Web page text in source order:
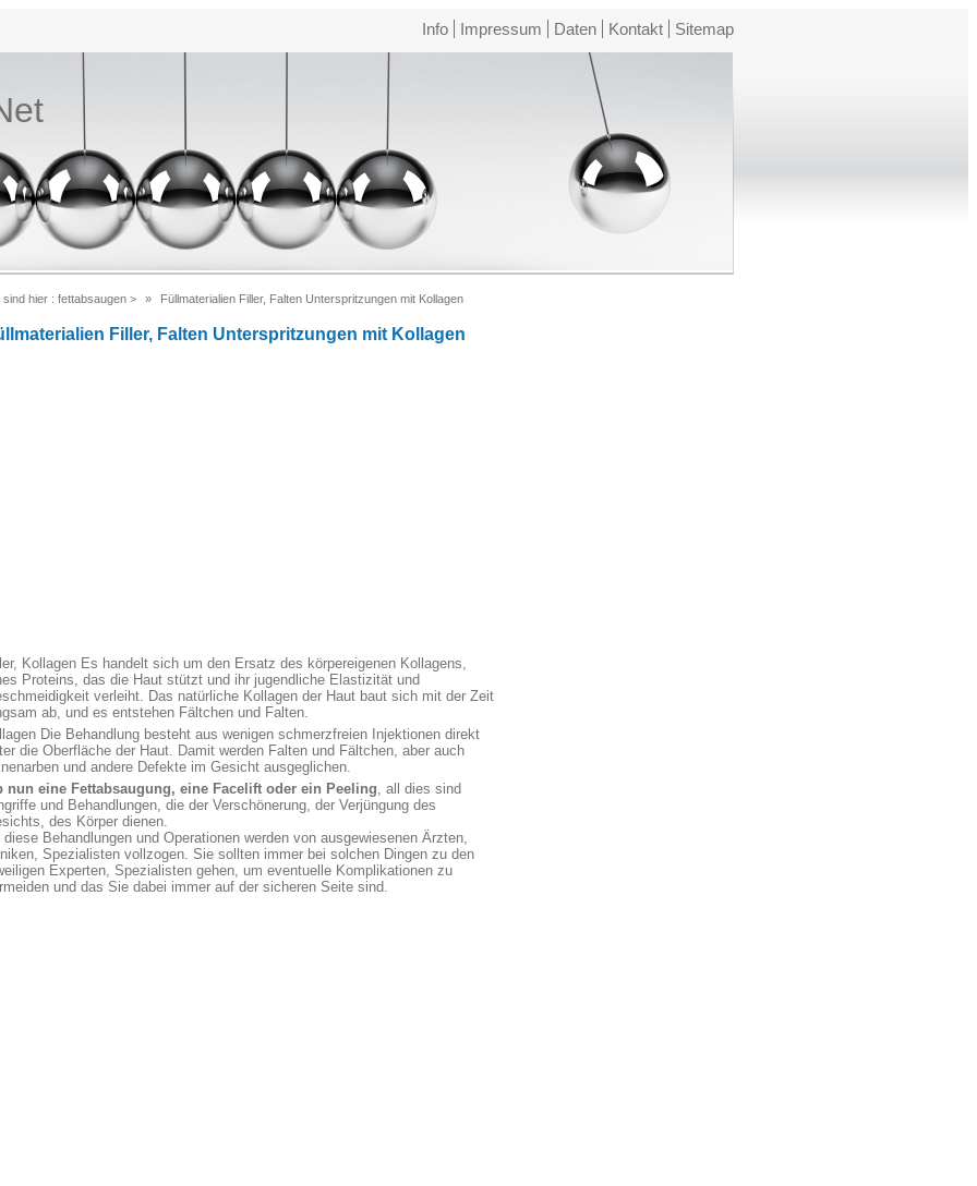
Info Impressum Daten Kontakt Sitemap
sind hier : fettabsaugen > Füllmaterialien Filler, Falten Unterspritzungen mit Kollagen
Filler, Falten Unterspritzungen mit Kollagen
Kollagen Es handelt sich um den Ersatz des körpereigenen Kollagens,
Proteins, das die Haut stützt und ihr jugendliche Elastizität und
verleiht. Das natürliche Kollagen der Haut baut sich mit der Zeit
ab, und es entstehen Fältchen und Falten.
Die Behandlung besteht aus wenigen schmerzfreien Injektionen direkt
die Oberfläche der Haut. Damit werden Falten und Fältchen, aber auch
und andere Defekte im Gesicht ausgeglichen.
nun eine Fettabsaugung, eine Facelift oder ein Peeling, all dies sind
und Behandlungen, die der Verschönerung, der Verjüngung des
des Körper dienen.
diese Behandlungen und Operationen werden von ausgewiesenen Ärzten,
Spezialisten vollzogen. Sie sollten immer bei solchen Dingen zu den
Experten, Spezialisten gehen, um eventuelle Komplikationen zu
und das Sie dabei immer auf der sicheren Seite sind.